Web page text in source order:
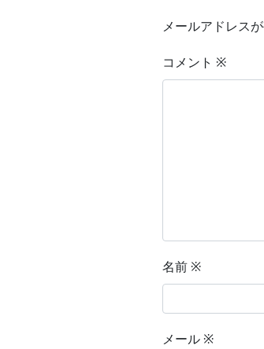
メールアドレス
コメント ※
名前 ※
メール ※